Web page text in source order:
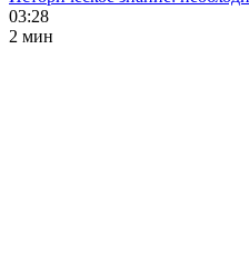
03:28
2 мин